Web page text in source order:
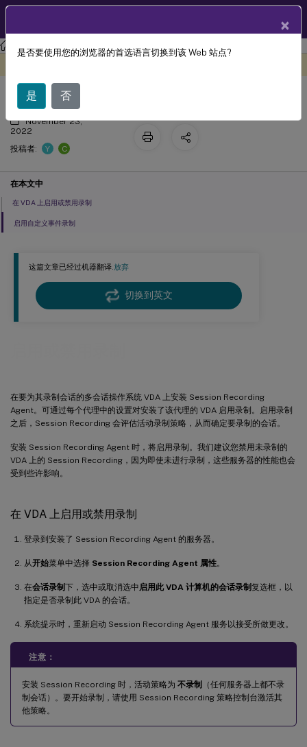
Session Recording Session Recording 2109
这篇文章已经过机器翻译.放弃
切换到英文
在要为其录制会话的多会话操作系统 VDA 上安装 Session Recording
Agent。可通过每个代理中的设置对安装了该代理的 VDA 启用录制。启用录制
之后，Session Recording 会评估活动录制策略，从而确定要录制的会话。
安装 Session Recording Agent 时，将启用录制。我们建议您禁用未录制的
VDA 上的 Session Recording，因为即使未进行录制，这些服务器的性能也会
受到些许影响。
在 VDA 上启用或禁用录制
登录到安装了 Session Recording Agent 的服务器。
从开始菜单中选择 Session Recording Agent 属性。
在会话录制下，选中或取消选中 启用此 VDA 计算机的会话录制复选框，以
指定是否录制此 VDA 的会话。
系统提示时，重新启动 Session Recording Agent 服务以接受所做更改。
注意：
安装 Session Recording 时，活动策略为 不录制
（任何服务器上都不录
制会话）。要开始录制，请使用 Session Recording 策略控制台激活其
他策略。
启用或禁用录制
November 23,
2022
投稿者:
Y C
在本文中
在 VDA 上启用或禁用录制
启用自定义事件录制
×
是否要使用您的浏览器的首选语言切换到该 Web 站点?
是 否